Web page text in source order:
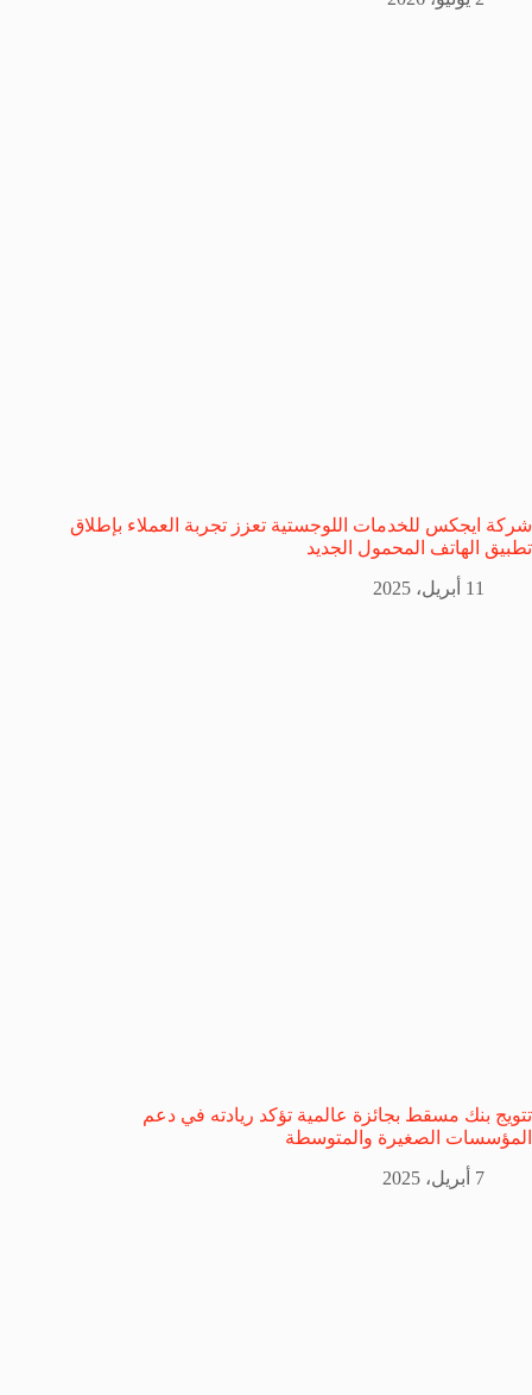
شركة ايجكس للخدمات اللوجستية تعزز تجربة العملاء بإطلاق
تطبيق الهاتف المحمول الجديد
11 أبريل، 2025
تتويج بنك مسقط بجائزة عالمية تؤكد ريادته في دعم
المؤسسات الصغيرة والمتوسطة
7 أبريل، 2025